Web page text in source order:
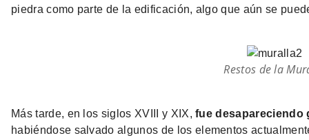
piedra como parte de la edificación, algo que aún se
Restos de la
Más tarde, en los siglos XVIII y XIX,fue desapareciendo
habiéndose salvado algunos de los elementos